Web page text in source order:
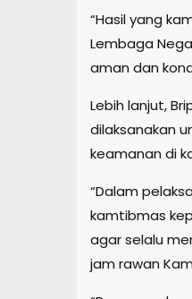
“Hasil yang
Lembaga
aman dan
Lebih lanjut,
dilaksanakan
keamanan di
“Dalam
kamtibmas
agar selalu
jam rawan